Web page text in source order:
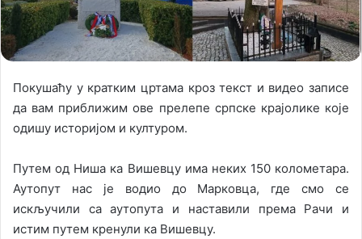
l
Покушаћу у кратким цртама кроз текст и видео записе
да вам приближим ове прелепе српске крајолике које
одишу историјом и културом.
Путем од Ниша ка Вишевцу има неких 150 колометара.
Аутопут нас је водио до Марковца, где смо се
искључили са аутопута и наставили према Рачи и
истим путем кренули ка Вишевцу.